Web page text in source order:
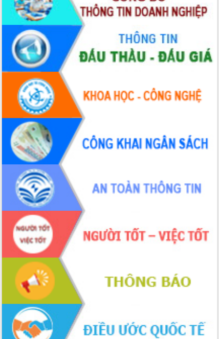
Phó Bí thư Tỉnh ủy Đắk Lắk Đỗ Hữu
Huy giữ chức Bí thư Đảng ủy Ủy Ban
Nhân dân tỉnh
Bệnh án điện tử thúc đẩy chuyển đổi
số y tế tại Đắk Lắk
Chuyển đổi số thư viện: Mở rộng
không gian tri thức trong thời đại số
Đánh giá, rút kinh nghiệm công tác tổ
chức diễn tập trước ngày bầu cử
Chương trình “Gặp gỡ hữu nghị –
Friendship Meeting New Year 2026”
Bầu cử Quốc hội và HĐND: Cử tri Đắk
Lắk gửi gắm niềm tin, kỳ vọng vào lá
phiếu
Đắk Lắk sẵn sàng các điều kiện cho
Ngày hội bầu cử đại biểu Quốc hội
khóa XVI và HĐND các cấp nhiệm kỳ
2026-2031
Đảm bảo cuộc bầu cử đại biểu Quốc
hội và đại biểu HĐND các cấp diễn ra
an toàn, hiệu quả, đúng quy định
Thủ tướng Chính phủ Phạm Minh Chính
kiểm tra, chỉ đạo hoàn thành các dự
án cao tốc và thăm khu tái định cư tại
Đắk Lắk
Sôi nổi Hội đua ngựa truyền thống Gò
Thì Thùng mừng Xuân Bính Ngọ 2026
Lãnh đạo tỉnh dâng hương tưởng niệm
tại Đập Đồng Cam đầu Xuân Bính Ngọ
Ngành nông nghiệp phấn đấu tăng
trưởng đạt 5,86% trong năm 2026
UBND tỉnh Đắk Lắk triển khai công tác